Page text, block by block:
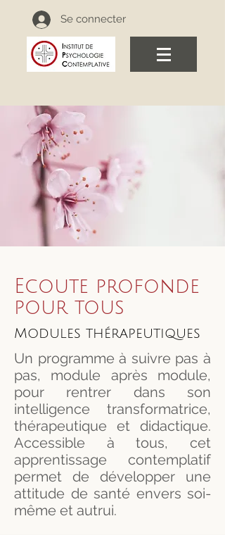
Se connecter
Ecoute profonde
pour tous
Modules thérapeutiques
Un programme à suivre pas à
pas, module après module,
pour rentrer dans son
intelligence transformatrice,
thérapeutique et didactique.
Accessible à tous, cet
apprentissage contemplatif
permet de développer une
attitude de santé envers soi-
même et autrui.